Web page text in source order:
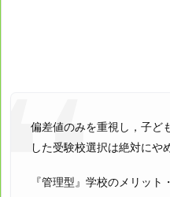
偏差値のみを重視し，子ど
した受験校選択は絶対にや
『管理型』学校のメリット